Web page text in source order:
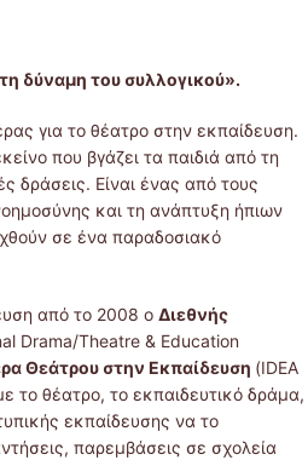
δύναμη του συλλογικού».
για το θέατρο στην εκπαίδευση.
που βγάζει τα παιδιά από τη
δράσεις. Είναι ένας από τους
και τη ανάπτυξη ήπιων
σε ένα παραδοσιακό
από το 2008 ο Διεθνής
Drama/Theatre & Education
Θεάτρου στην Εκπαίδευση (IDEA
το θέατρο, το εκπαιδευτικό δράμα,
εκπαίδευσης να το
παρεμβάσεις σε σχολεία